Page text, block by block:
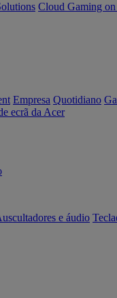
Cloud Gaming
Empresa Quotidiano
ecrã da Acer
e áudio